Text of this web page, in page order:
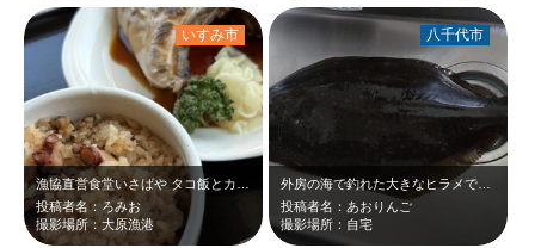
投稿者名：ろみお
撮影場所：大原漁港
いすみ市
外房の海で釣れた大きなヒラメです。 美味しくいただきました。
投稿者名：あおりんご
撮影場所：自宅
八千代市